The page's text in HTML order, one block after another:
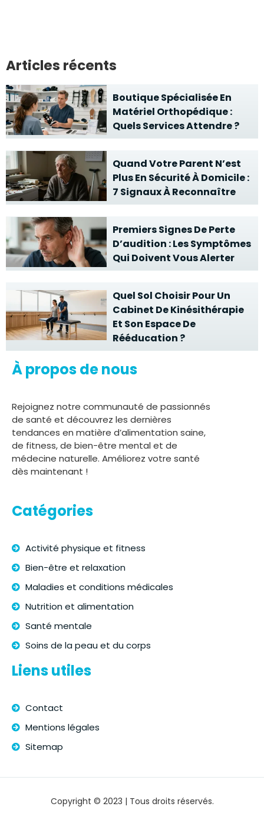
Articles récents
Boutique Spécialisée En
Matériel Orthopédique :
Quels Services Attendre ?
Quand Votre Parent N’est
Plus En Sécurité À Domicile :
7 Signaux À Reconnaître
Premiers Signes De Perte
D’audition : Les Symptômes
Qui Doivent Vous Alerter
Quel Sol Choisir Pour Un
Cabinet De Kinésithérapie
Et Son Espace De
Rééducation ?
À propos de nous
Rejoignez notre communauté de passionnés
de santé et découvrez les dernières
tendances en matière d’alimentation saine,
de fitness, de bien-être mental et de
médecine naturelle. Améliorez votre santé
dès maintenant !
Catégories
Activité physique et fitness
Bien-être et relaxation
Maladies et conditions médicales
Nutrition et alimentation
Santé mentale
Soins de la peau et du corps
Liens utiles
Contact
Mentions légales
Sitemap
Copyright © 2023 | Tous droits réservés.